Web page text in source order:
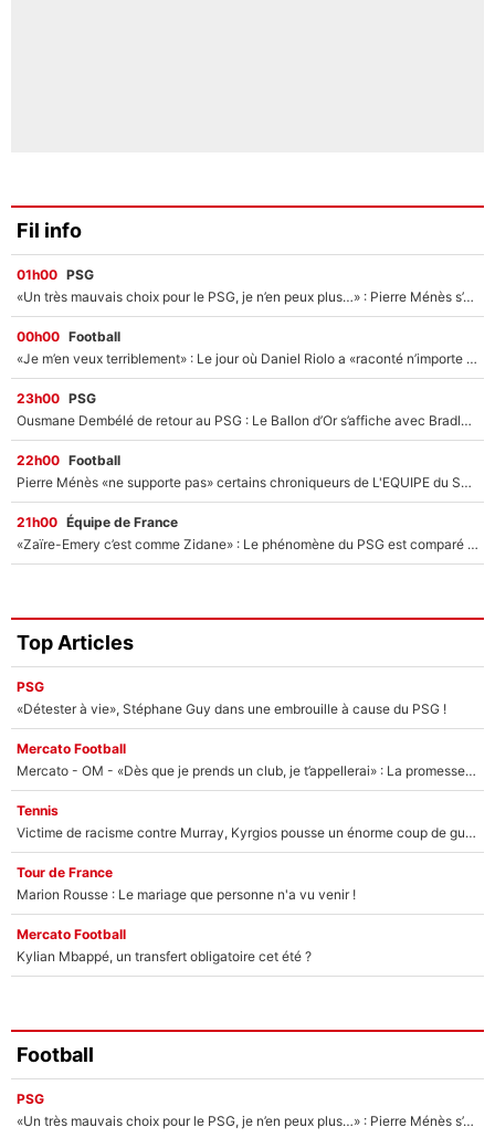
Fil info
01h00 PSG
«Un très mauvais choix pour le PSG, je n’en peux plus…» : Pierre Ménès s’est complètement trompé avec Luis Enrique et ces déclarations le prouvent !
00h00 Football
«Je m’en veux terriblement» : Le jour où Daniel Riolo a «raconté n’importe quoi» dans l'After Foot !
23h00 PSG
Ousmane Dembélé de retour au PSG : Le Ballon d’Or s’affiche avec Bradley Barcola en plein cœur du feuilleton sur son départ !
22h00 Football
Pierre Ménès «ne supporte pas» certains chroniqueurs de L'EQUIPE du Soir : Ils vont tous partir !
21h00 Équipe de France
«Zaïre-Emery c’est comme Zidane» : Le phénomène du PSG est comparé à son nouveau sélectionneur... et ils vont se retrouver en Bleus !
Top Articles
PSG
«Détester à vie», Stéphane Guy dans une embrouille à cause du PSG !
Mercato Football
Mercato - OM - «Dès que je prends un club, je t’appellerai» : La promesse de Marcelino au moment de claquer la porte
Tennis
Victime de racisme contre Murray, Kyrgios pousse un énorme coup de gueule !
Tour de France
Marion Rousse : Le mariage que personne n'a vu venir !
Mercato Football
Kylian Mbappé, un transfert obligatoire cet été ?
Football
PSG
«Un très mauvais choix pour le PSG, je n’en peux plus…» : Pierre Ménès s’est complètement trompé avec Luis Enrique et ces déclarations le prouvent !